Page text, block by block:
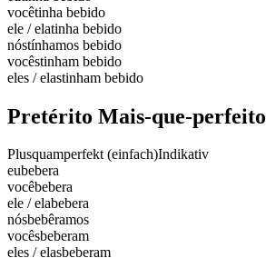
vocêtinha bebido
ele / elatinha bebido
nóstínhamos bebido
vocêstinham bebido
eles / elastinham bebido
Pretérito Mais-que-perfeito
Plusquamperfekt (einfach)Indikativ
eubebera
vocêbebera
ele / elabebera
nósbebêramos
vocêsbeberam
eles / elasbeberam